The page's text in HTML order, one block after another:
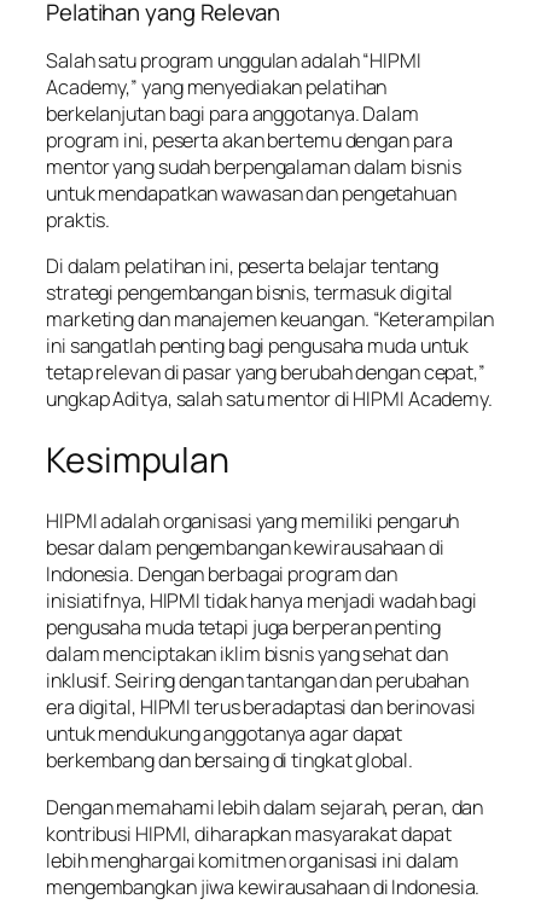
Pelatihan yang Relevan
Salah satu program unggulan adalah “HIPMI
Academy,” yang menyediakan pelatihan
berkelanjutan bagi para anggotanya. Dalam
program ini, peserta akan bertemu dengan para
mentor yang sudah berpengalaman dalam bisnis
untuk mendapatkan wawasan dan pengetahuan
praktis.
Di dalam pelatihan ini, peserta belajar tentang
strategi pengembangan bisnis, termasuk digital
marketing dan manajemen keuangan. “Keterampilan
ini sangatlah penting bagi pengusaha muda untuk
tetap relevan di pasar yang berubah dengan cepat,”
ungkap Aditya, salah satu mentor di HIPMI Academy.
Kesimpulan
HIPMI adalah organisasi yang memiliki pengaruh
besar dalam pengembangan kewirausahaan di
Indonesia. Dengan berbagai program dan
inisiatifnya, HIPMI tidak hanya menjadi wadah bagi
pengusaha muda tetapi juga berperan penting
dalam menciptakan iklim bisnis yang sehat dan
inklusif. Seiring dengan tantangan dan perubahan
era digital, HIPMI terus beradaptasi dan berinovasi
untuk mendukung anggotanya agar dapat
berkembang dan bersaing di tingkat global.
Dengan memahami lebih dalam sejarah, peran, dan
kontribusi HIPMI, diharapkan masyarakat dapat
lebih menghargai komitmen organisasi ini dalam
mengembangkan jiwa kewirausahaan di Indonesia.